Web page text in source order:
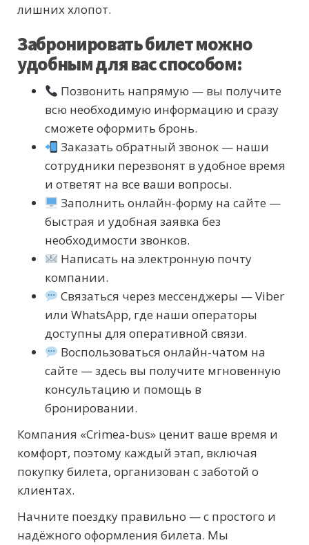
лишних хлопот.
Забронировать билет можно
удобным для вас способом:
Позвонить напрямую — вы получите
всю необходимую информацию и сразу
сможете оформить бронь.
Заказать обратный звонок — наши
сотрудники перезвонят в удобное время
и ответят на все ваши вопросы.
Заполнить онлайн-форму на сайте —
быстрая и удобная заявка без
необходимости звонков.
Написать на электронную почту
компании.
Связаться через мессенджеры — Viber
или WhatsApp, где наши операторы
доступны для оперативной связи.
Воспользоваться онлайн-чатом на
сайте — здесь вы получите мгновенную
консультацию и помощь в
бронировании.
Компания «Crimea-bus» ценит ваше время и
комфорт, поэтому каждый этап, включая
покупку билета, организован с заботой о
клиентах.
Начните поездку правильно — с простого и
надёжного оформления билета. Мы